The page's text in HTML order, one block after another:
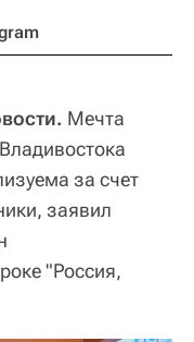
Мечта
за счет
заявил
"Россия,